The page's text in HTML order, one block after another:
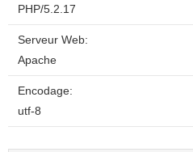
PHP/5.2.17
Serveur Web:
Apache
Encodage:
utf-8